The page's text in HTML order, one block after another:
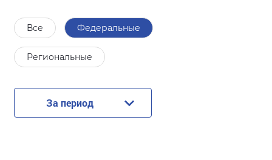
Все Федеральные
Региональные
За период